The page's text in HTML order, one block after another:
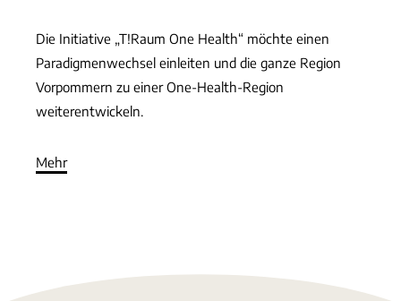
Die Initiative „T!Raum One Health“ möchte einen
Paradigmenwechsel einleiten und die ganze Region
Vorpommern zu einer One-Health-Region
weiterentwickeln.
Mehr